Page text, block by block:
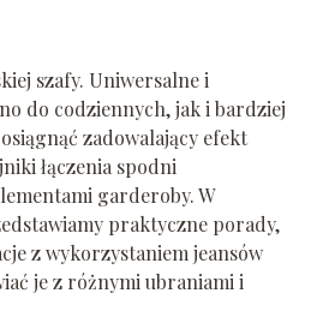
szafy. Uniwersalne i
do codziennych, jak i bardziej
zadowalający efekt
łączenia spodni
garderoby. W
praktyczne porady,
z wykorzystaniem jeansów
je z różnymi ubraniami i